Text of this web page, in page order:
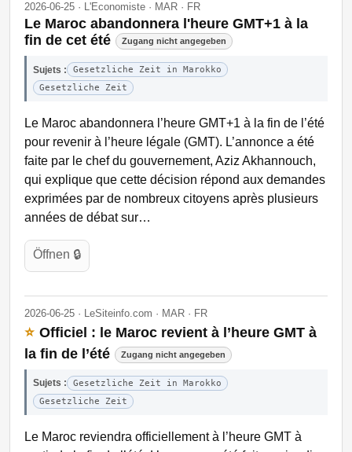
2026-06-25 · L'Economiste · MAR · FR
Le Maroc abandonnera l'heure GMT+1 à la
fin de cet été
Zugang nicht angegeben
Sujets :
Gesetzliche Zeit in Marokko
Gesetzliche Zeit
Le Maroc abandonnera l’heure GMT+1 à la fin de l’été
pour revenir à l’heure légale (GMT). L’annonce a été
faite par le chef du gouvernement, Aziz Akhannouch,
qui explique que cette décision répond aux demandes
exprimées par de nombreux citoyens après plusieurs
années de débat sur…
Öffnen 🔒
2026-06-25 · LeSiteinfo.com · MAR · FR
⭐ Officiel : le Maroc revient à l’heure GMT à
la fin de l’été
Zugang nicht angegeben
Sujets :
Gesetzliche Zeit in Marokko
Gesetzliche Zeit
Le Maroc reviendra officiellement à l’heure GMT à